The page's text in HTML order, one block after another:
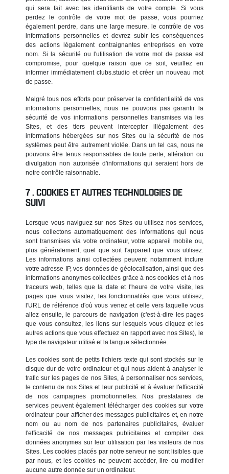
qui sera fait avec les identifiants de votre compte. Si vous
perdez le contrôle de votre mot de passe, vous pourriez
également perdre, dans une large mesure, le contrôle de vos
informations personnelles et devrez subir les conséquences
des actions légalement contraignantes entreprises en votre
nom. Si la sécurité ou l'utilisation de votre mot de passe est
compromise, pour quelque raison que ce soit, veuillez en
informer immédiatement clubs.studio et créer un nouveau mot
de passe.
Malgré tous nos efforts pour préserver la confidentialité de vos
informations personnelles, nous ne pouvons pas garantir la
sécurité de vos informations personnelles transmises via les
Sites, et des tiers peuvent intercepter illégalement des
informations hébergées sur nos Sites ou la sécurité de nos
systèmes peut être autrement violée. Dans un tel cas, nous ne
pouvons être tenus responsables de toute perte, altération ou
divulgation non autorisée d'informations qui seraient hors de
notre contrôle raisonnable.
COOKIES ET AUTRES TECHNOLOGIES DE
SUIVI
Lorsque vous naviguez sur nos Sites ou utilisez nos services,
nous collectons automatiquement des informations qui nous
sont transmises via votre ordinateur, votre appareil mobile ou,
plus généralement, quel que soit l'appareil que vous utilisez.
Les informations ainsi collectées peuvent notamment inclure
votre adresse IP, vos données de géolocalisation, ainsi que des
informations anonymes collectées grâce à nos cookies et à nos
traceurs web, telles que la date et l'heure de votre visite, les
pages que vous visitez, les fonctionnalités que vous utilisez,
l'URL de référence d'où vous venez et celle vers laquelle vous
allez ensuite, le parcours de navigation (c'est-à-dire les pages
que vous consultez, les liens sur lesquels vous cliquez et les
autres actions que vous effectuez en rapport avec nos Sites), le
type de navigateur utilisé et la langue sélectionnée.
Les cookies sont de petits fichiers texte qui sont stockés sur le
disque dur de votre ordinateur et qui nous aident à analyser le
trafic sur les pages de nos Sites, à personnaliser nos services,
le contenu de nos Sites et leur publicité et à évaluer l'efficacité
de nos campagnes promotionnelles. Nos prestataires de
services peuvent également télécharger des cookies sur votre
ordinateur pour afficher des messages publicitaires et, en notre
nom ou au nom de nos partenaires publicitaires, évaluer
l'efficacité de nos messages publicitaires et compiler des
données anonymes sur leur utilisation par les visiteurs de nos
Sites. Les cookies placés par notre serveur ne sont lisibles que
par nous, et les cookies ne peuvent accéder, lire ou modifier
aucune autre donnée sur un ordinateur.